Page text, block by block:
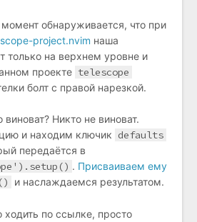
обнаруживается, что при
project.nvim наша
только на верхнем уровне и
проекте telescope
болт с правой нарезкой.
Никто не виноват.
и находим ключик defaults
передаётся в
. Присваиваем ему
и наслаждаемся результатом.
ходить по ссылке, просто